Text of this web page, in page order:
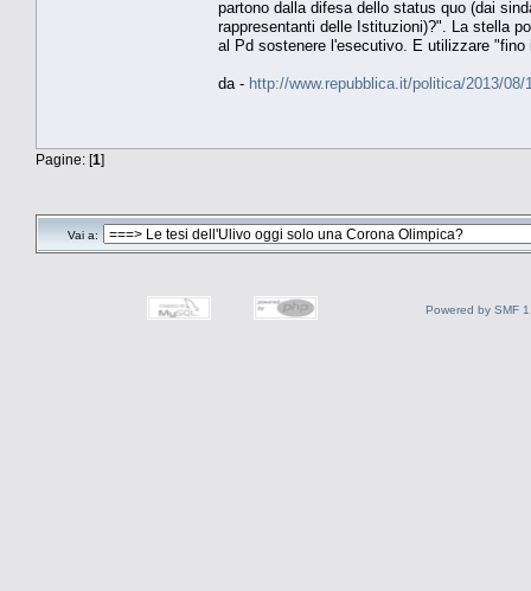
partono dalla difesa dello status quo (dai
rappresentanti delle Istituzioni)?". La stella
al Pd sostenere l'esecutivo. E utilizzare
da - http://www.repubblica.it/politica/2013/
Pagine: [1]
Vai a:
Powered by SMF